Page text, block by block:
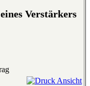
Verstärkers